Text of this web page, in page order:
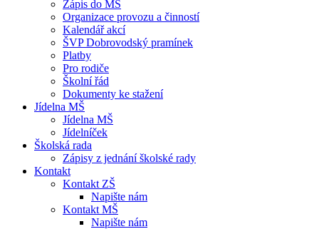
Zápis do MŠ
Organizace provozu a činností
Kalendář akcí
ŠVP Dobrovodský pramínek
Platby
Pro rodiče
Školní řád
Dokumenty ke stažení
Jídelna MŠ
Jídelna MŠ
Jídelníček
Školská rada
Zápisy z jednání školské rady
Kontakt
Kontakt ZŠ
Napište nám
Kontakt MŠ
Napište nám